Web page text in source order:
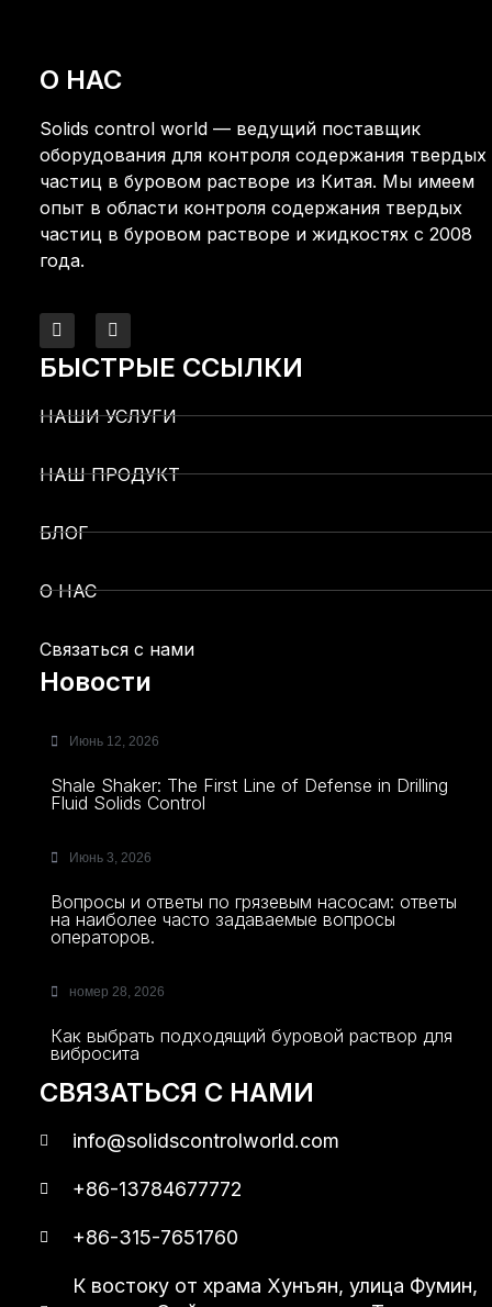
О НАС
Solids control world — ведущий поставщик
оборудования для контроля содержания твердых
частиц в буровом растворе из Китая. Мы имеем
опыт в области контроля содержания твердых
частиц в буровом растворе и жидкостях с 2008
года.
БЫСТРЫЕ ССЫЛКИ
НАШИ УСЛУГИ
НАШ ПРОДУКТ
БЛОГ
О НАС
Связаться с нами
Новости
Июнь 12, 2026
Shale Shaker: The First Line of Defense in Drilling
Fluid Solids Control
Июнь 3, 2026
Вопросы и ответы по грязевым насосам: ответы
на наиболее часто задаваемые вопросы
операторов.
номер 28, 2026
Как выбрать подходящий буровой раствор для
вибросита
СВЯЗАТЬСЯ С НАМИ
info@solidscontrolworld.com
+86-13784677772
+86-315-7651760
К востоку от храма Хунъян, улица Фумин,